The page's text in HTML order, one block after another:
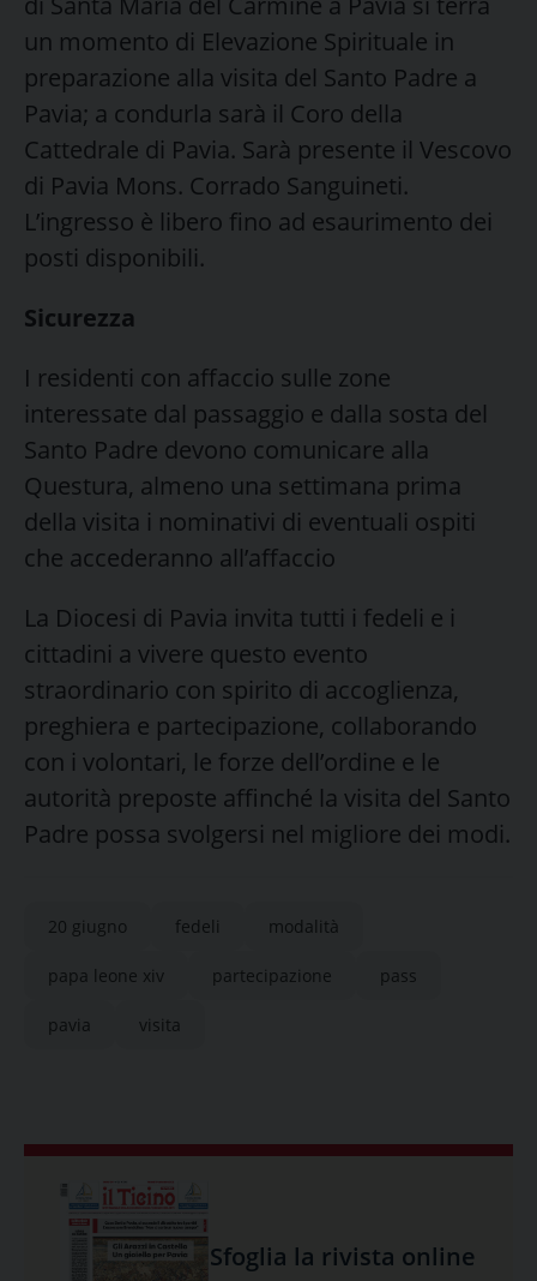
un momento di Elevazione Spirituale in
preparazione alla visita del Santo Padre a
Pavia; a condurla sarà il Coro della
Cattedrale di Pavia. Sarà presente il Vescovo
di Pavia Mons. Corrado Sanguineti.
L’ingresso è libero fino ad esaurimento dei
posti disponibili.
Sicurezza
I residenti con affaccio sulle zone
interessate dal passaggio e dalla sosta del
Santo Padre devono comunicare alla
Questura, almeno una settimana prima
della visita i nominativi di eventuali ospiti
che accederanno all’affaccio
La Diocesi di Pavia invita tutti i fedeli e i
cittadini a vivere questo evento
straordinario con spirito di accoglienza,
preghiera e partecipazione, collaborando
con i volontari, le forze dell’ordine e le
autorità preposte affinché la visita del Santo
Padre possa svolgersi nel migliore dei modi.
20 giugno fedeli modalità
papa leone xiv partecipazione pass
pavia visita
Sfoglia la rivista online